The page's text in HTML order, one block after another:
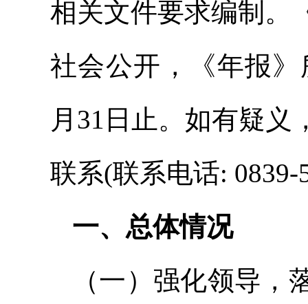
相关文件要求编制。
社会公开，《年报》
月31日止。如有疑
联系(联系电话: 0839-
一、总体情况
（一）强化领导